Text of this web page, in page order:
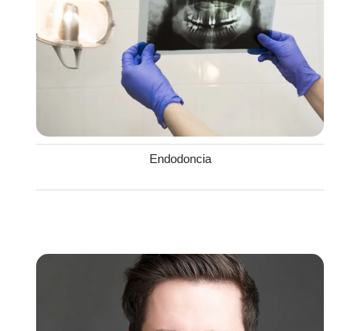
Endodoncia